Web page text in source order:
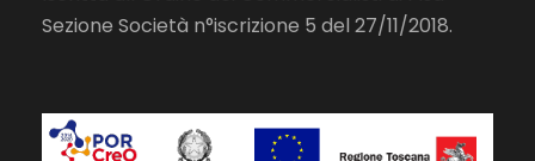
Sezione Società n°iscrizione 5 del 27/11/2018.